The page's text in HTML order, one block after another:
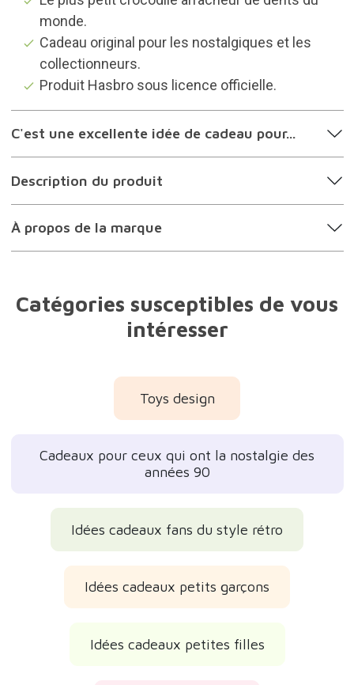
monde.
Cadeau original pour les nostalgiques et les
collectionneurs.
Produit Hasbro sous licence officielle.
C'est une excellente idée de cadeau pour...
Description du produit
À propos de la marque
Catégories susceptibles de vous
intéresser
Toys design
Cadeaux pour ceux qui ont la nostalgie des
années 90
Idées cadeaux fans du style rétro
Idées cadeaux petits garçons
Idées cadeaux petites filles